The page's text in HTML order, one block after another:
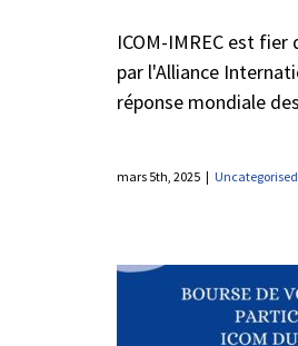
ICOM-IMREC est
par l'Alliance
réponse mondiale
mars 5th, 2025 | Uncategorised